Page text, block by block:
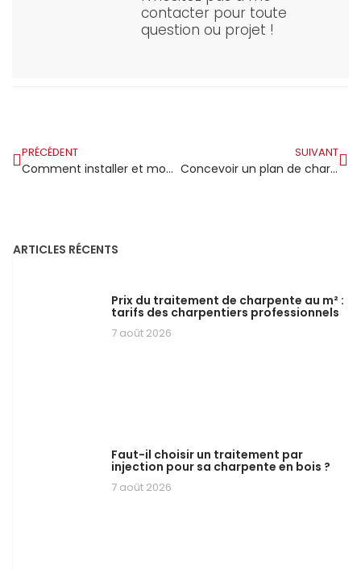
contacter pour toute
question ou projet !
PRÉCÉDENT
Comment installer et monter une piscine hors-sol en bois ?
SUIVANT
Concevoir un plan de charpente : comment s’y prendre ?
ARTICLES RÉCENTS
Prix du traitement de charpente au m² :
tarifs des charpentiers professionnels
7 août 2026
Faut-il choisir un traitement par
injection pour sa charpente en bois ?
7 août 2026